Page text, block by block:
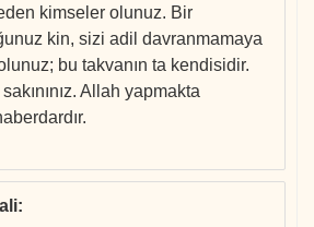
kimseler olunuz. Bir
kin, sizi adil davranmamaya
bu takvanın ta kendisidir.
Allah yapmakta
: